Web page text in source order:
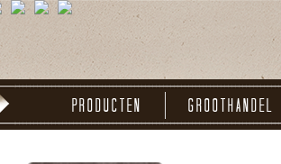
Producten Groothandel